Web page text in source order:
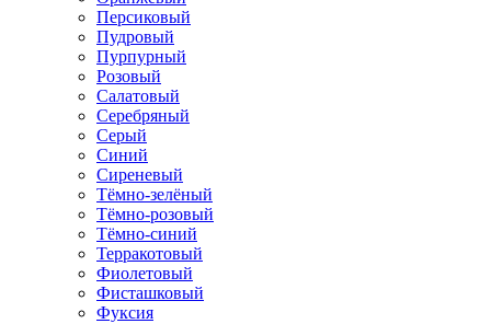
Персиковый
Пудровый
Пурпурный
Розовый
Салатовый
Серебряный
Серый
Синий
Сиреневый
Тёмно-зелёный
Тёмно-розовый
Тёмно-синий
Терракотовый
Фиолетовый
Фисташковый
Фуксия